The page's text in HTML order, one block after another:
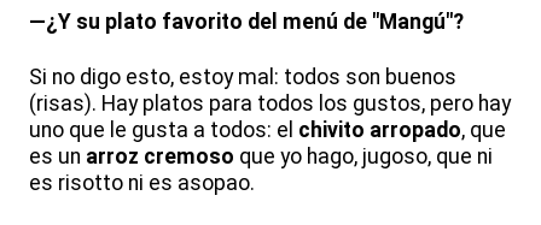
—¿Y su plato favorito del menú de "Mangú"?
Si no digo esto, estoy mal: todos son buenos
(risas). Hay platos para todos los gustos, pero hay
uno que le gusta a todos: el chivito arropado, que
es un arroz cremoso que yo hago, jugoso, que ni
es risotto ni es asopao.